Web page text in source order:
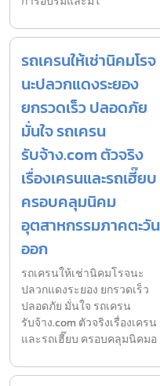
รถเครนให้เช่านิคมโรจ
นะปลวกแดงระยอง
ยกรวดเร็ว ปลอดภัย
มั่นใจ รถเครน
รับจ้าง.com ตัวจริง
เรื่องเครนและรถเฮี๊ยบ
ครอบคลุมนิคม
อุตสาหกรรมภาคตะวัน
ออก
รถเครนให้เช่านิคมโรจนะ
ปลวกแดงระยอง ยกรวดเร็ว
ปลอดภัย มั่นใจ รถเครน
รับจ้าง.com ตัวจริงเรื่องเครน
และรถเฮี๊ยบ ครอบคลุมนิคมอ